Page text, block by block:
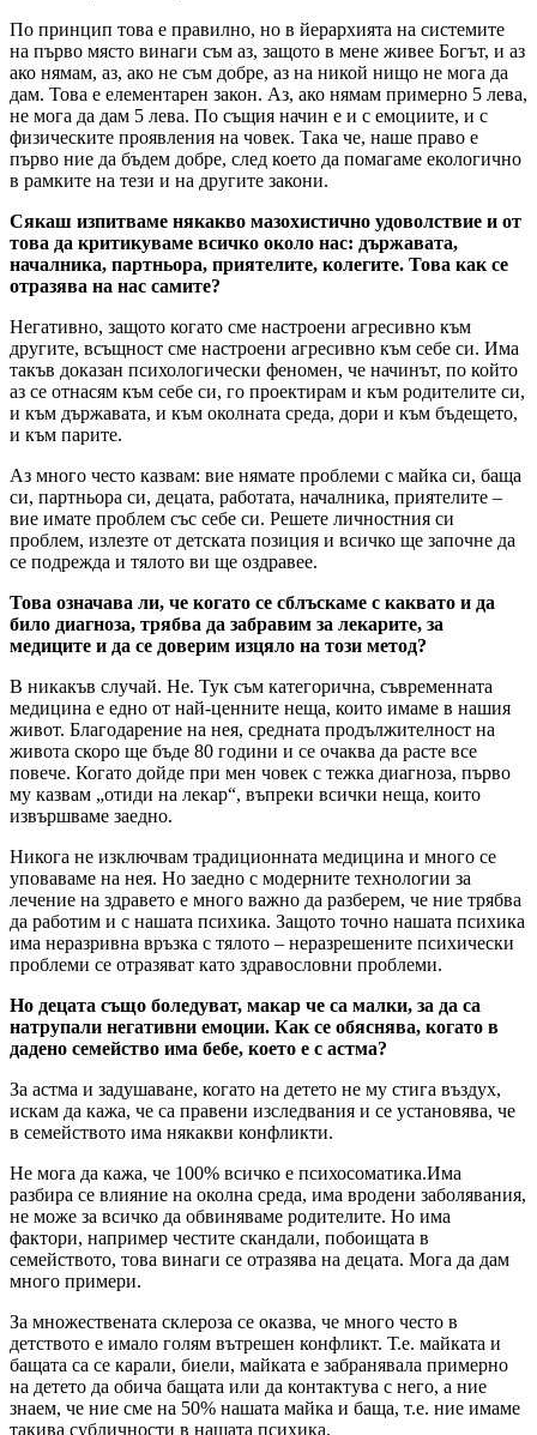
По принцип това е правилно, но в йерархията на системите
на първо място винаги съм аз, защото в мене живее Богът, и аз
ако нямам, аз, ако не съм добре, аз на никой нищо не мога да
дам. Това е елементарен закон. Аз, ако нямам примерно 5 лева,
не мога да дам 5 лева. По същия начин е и с емоциите, и с
физическите проявления на човек. Така че, наше право е
първо ние да бъдем добре, след което да помагаме екологично
в рамките на тези и на другите закони.
Сякаш изпитваме някакво мазохистично удоволствие и от
това да критикуваме всичко около нас: държавата,
началника, партньора, приятелите, колегите. Това как се
отразява на нас самите?
Негативно, защото когато сме настроени агресивно към
другите, всъщност сме настроени агресивно към себе си. Има
такъв доказан психологически феномен, че начинът, по който
аз се отнасям към себе си, го проектирам и към родителите си,
и към държавата, и към околната среда, дори и към бъдещето,
и към парите.
Аз много често казвам: вие нямате проблеми с майка си, баща
си, партньора си, децата, работата, началника, приятелите –
вие имате проблем със себе си. Решете личностния си
проблем, излезте от детската позиция и всичко ще започне да
се подрежда и тялото ви ще оздравее.
Това означава ли, че когато се сблъскаме с каквато и да
било диагноза, трябва да забравим за лекарите, за
медиците и да се доверим изцяло на този метод?
В никакъв случай. Не. Тук съм категорична, съвременната
медицина е едно от най-ценните неща, които имаме в нашия
живот. Благодарение на нея, средната продължителност на
живота скоро ще бъде 80 години и се очаква да расте все
повече. Когато дойде при мен човек с тежка диагноза, първо
му казвам „отиди на лекар“, въпреки всички неща, които
извършваме заедно.
Никога не изключвам традиционната медицина и много се
уповаваме на нея. Но заедно с модерните технологии за
лечение на здравето е много важно да разберем, че ние трябва
да работим и с нашата психика. Защото точно нашата психика
има неразривна връзка с тялото – неразрешените психически
проблеми се отразяват като здравословни проблеми.
Но децата също боледуват, макар че са малки, за да са
натрупали негативни емоции. Как се обяснява, когато в
дадено семейство има бебе, което е с астма?
За астма и задушаване, когато на детето не му стига въздух,
искам да кажа, че са правени изследвания и се установява, че
в семейството има някакви конфликти.
Не мога да кажа, че 100% всичко е психосоматика.Има
разбира се влияние на околна среда, има вродени заболявания,
не може за всичко да обвиняваме родителите. Но има
фактори, например честите скандали, побоищата в
семейството, това винаги се отразява на децата. Мога да дам
много примери.
За множествената склероза се оказва, че много често в
детството е имало голям вътрешен конфликт. Т.е. майката и
бащата са се карали, биели, майката е забранявала примерно
на детето да обича бащата или да контактува с него, а ние
знаем, че ние сме на 50% нашата майка и баща, т.е. ние имаме
такива субличности в нашата психика.